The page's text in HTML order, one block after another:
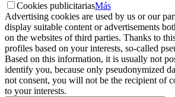
Cookies publicitariasMás
Advertising cookies are used by us or our
display suitable content or advertisements
on the websites of third parties. Thanks to
profiles based on your interests, so-called
Based on this information, it is usually not
identify you, because only pseudonymized
not consent, you will not be the recipient of
to your interests.